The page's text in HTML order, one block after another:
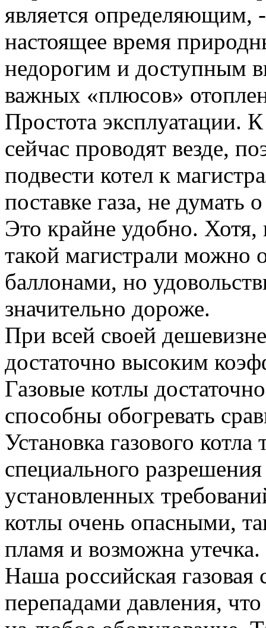
является определяющим,
настоящее время
недорогим и доступным
важных «плюсов»
Простота эксплуатации.
сейчас проводят везде,
подвести котел к
поставке газа, не думать
Это крайне удобно. Хотя,
такой магистрали можно
баллонами, но
значительно дороже.
При всей своей
достаточно высоким
Газовые котлы
способны обогревать
Установка газового
специального
установленных
котлы очень опасными,
пламя и возможна утечка.
Наша российская
перепадами давления,